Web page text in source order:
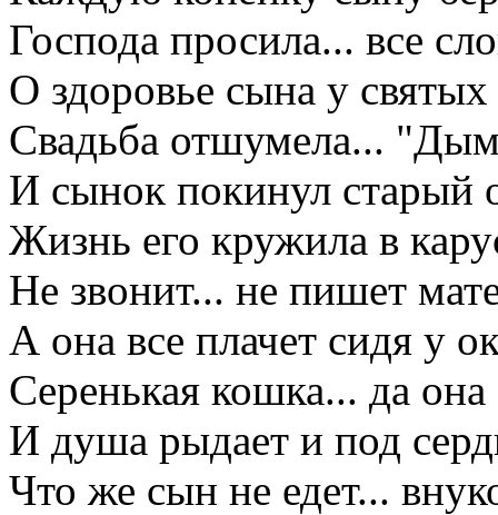
Господа просила... все
О здоровье сына у
Свадьба отшумела...
И сынок покинул старый
Жизнь его кружила в
Не звонит... не пишет
А она все плачет сидя у
Серенькая кошка... да
И душа рыдает и под
Что же сын не едет...